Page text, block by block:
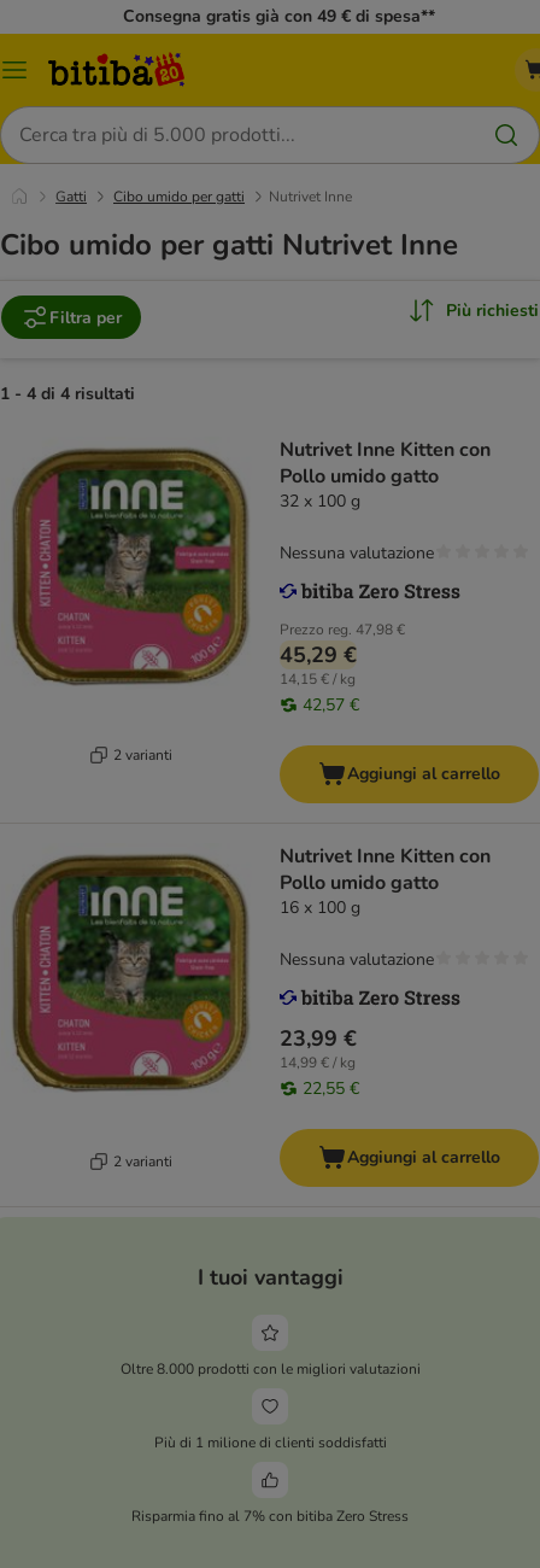
Consegna gratis già con 49 € di spesa**
Overview
Cerca
Gatti Cibo umido per gatti Nutrivet Inne
Cibo umido per gatti Nutrivet Inne
Filtra per Più richiesti
1 - 4 di 4 risultati
2 varianti
Nutrivet Inne Kitten con
Pollo umido gatto
32 x 100 g
Prezzo reg. 47,98 €
45,29 €
14,15 € / kg
42,57 €
Nessuna valutazione
Aggiungi al carrello
2 varianti
Nutrivet Inne Kitten con
Pollo umido gatto
16 x 100 g
23,99 €
14,99 € / kg
22,55 €
Nessuna valutazione
Aggiungi al carrello
I tuoi vantaggi
Oltre 8.000 prodotti con le migliori valutazioni
Più di 1 milione di clienti soddisfatti
Risparmia fino al 7% con bitiba Zero Stress